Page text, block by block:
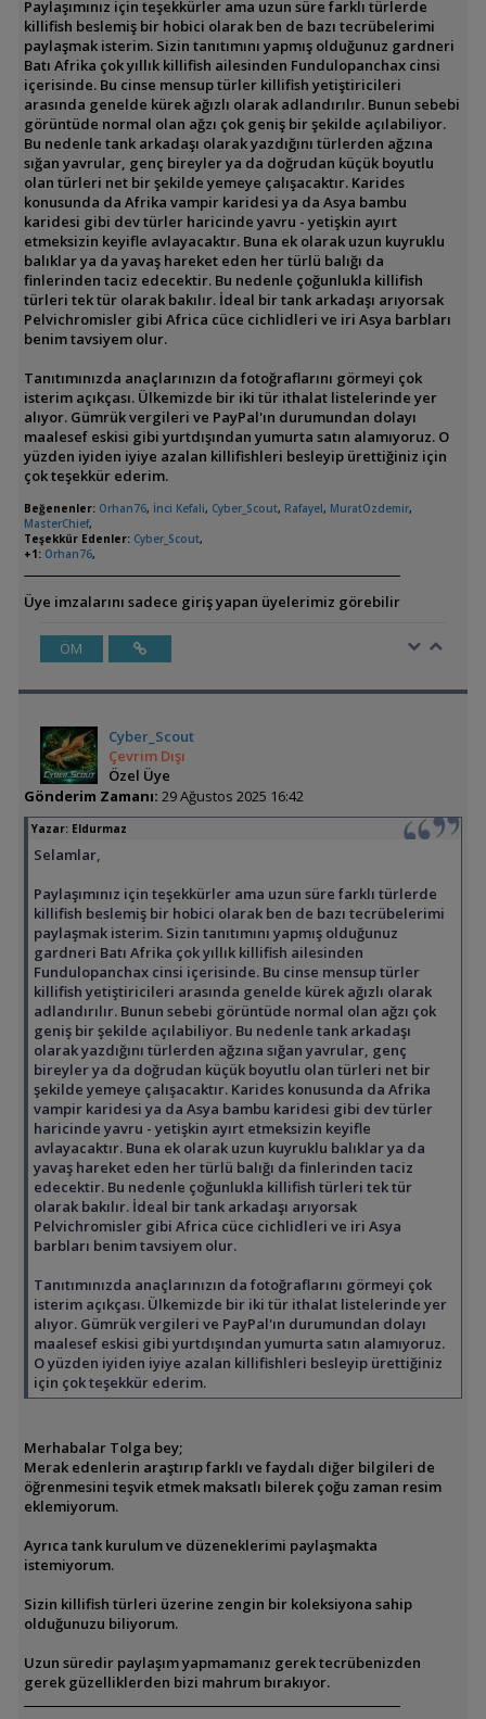
Paylaşımınız için teşekkürler ama uzun süre farklı türlerde
killifish beslemiş bir hobici olarak ben de bazı tecrübelerimi
paylaşmak isterim. Sizin tanıtımını yapmış olduğunuz gardneri
Batı Afrika çok yıllık killifish ailesinden Fundulopanchax cinsi
içerisinde. Bu cinse mensup türler killifish yetiştiricileri
arasında genelde kürek ağızlı olarak adlandırılır. Bunun sebebi
görüntüde normal olan ağzı çok geniş bir şekilde açılabiliyor.
Bu nedenle tank arkadaşı olarak yazdığını türlerden ağzına
sığan yavrular, genç bireyler ya da doğrudan küçük boyutlu
olan türleri net bir şekilde yemeye çalışacaktır. Karides
konusunda da Afrika vampir karidesi ya da Asya bambu
karidesi gibi dev türler haricinde yavru - yetişkin ayırt
etmeksizin keyifle avlayacaktır. Buna ek olarak uzun kuyruklu
balıklar ya da yavaş hareket eden her türlü balığı da
finlerinden taciz edecektir. Bu nedenle çoğunlukla killifish
türleri tek tür olarak bakılır. İdeal bir tank arkadaşı arıyorsak
Pelvichromisler gibi Africa cüce cichlidleri ve iri Asya barbları
benim tavsiyem olur.
Tanıtımınızda anaçlarınızın da fotoğraflarını görmeyi çok
isterim açıkçası. Ülkemizde bir iki tür ithalat listelerinde yer
alıyor. Gümrük vergileri ve PayPal'ın durumundan dolayı
maalesef eskisi gibi yurtdışından yumurta satın alamıyoruz. O
yüzden iyiden iyiye azalan killifishleri besleyip ürettiğiniz için
çok teşekkür ederim.
Beğenenler: Orhan76, İnci Kefali, Cyber_Scout, Rafayel, MuratOzdemir,
MasterChief,
Teşekkür Edenler: Cyber_Scout,
+1: Orhan76,
Üye imzalarını sadece giriş yapan üyelerimiz görebilir
ÖM
Cyber_Scout
Çevrim Dışı
Özel Üye
Gönderim Zamanı: 29 Ağustos 2025 16:42
Yazar: Eldurmaz
Selamlar,
Paylaşımınız için teşekkürler ama uzun süre farklı türlerde
killifish beslemiş bir hobici olarak ben de bazı tecrübelerimi
paylaşmak isterim. Sizin tanıtımını yapmış olduğunuz
gardneri Batı Afrika çok yıllık killifish ailesinden
Fundulopanchax cinsi içerisinde. Bu cinse mensup türler
killifish yetiştiricileri arasında genelde kürek ağızlı olarak
adlandırılır. Bunun sebebi görüntüde normal olan ağzı çok
geniş bir şekilde açılabiliyor. Bu nedenle tank arkadaşı
olarak yazdığını türlerden ağzına sığan yavrular, genç
bireyler ya da doğrudan küçük boyutlu olan türleri net bir
şekilde yemeye çalışacaktır. Karides konusunda da Afrika
vampir karidesi ya da Asya bambu karidesi gibi dev türler
haricinde yavru - yetişkin ayırt etmeksizin keyifle
avlayacaktır. Buna ek olarak uzun kuyruklu balıklar ya da
yavaş hareket eden her türlü balığı da finlerinden taciz
edecektir. Bu nedenle çoğunlukla killifish türleri tek tür
olarak bakılır. İdeal bir tank arkadaşı arıyorsak
Pelvichromisler gibi Africa cüce cichlidleri ve iri Asya
barbları benim tavsiyem olur.
Tanıtımınızda anaçlarınızın da fotoğraflarını görmeyi çok
isterim açıkçası. Ülkemizde bir iki tür ithalat listelerinde yer
alıyor. Gümrük vergileri ve PayPal'ın durumundan dolayı
maalesef eskisi gibi yurtdışından yumurta satın alamıyoruz.
O yüzden iyiden iyiye azalan killifishleri besleyip ürettiğiniz
için çok teşekkür ederim.
Merhabalar Tolga bey;
Merak edenlerin araştırıp farklı ve faydalı diğer bilgileri de
öğrenmesini teşvik etmek maksatlı bilerek çoğu zaman resim
eklemiyorum.
Ayrıca tank kurulum ve düzeneklerimi paylaşmakta
istemiyorum.
Sizin killifish türleri üzerine zengin bir koleksiyona sahip
olduğunuzu biliyorum.
Uzun süredir paylaşım yapmamanız gerek tecrübenizden
gerek güzelliklerden bizi mahrum bırakıyor.